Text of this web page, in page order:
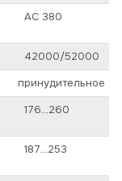
AC 380
42000/52000
принудительное
176…260
187…253